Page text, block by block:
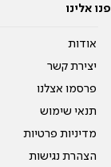
פנו אלינו
אודות
יצירת קשר
פרסמו אצלנו
תנאי שימוש
מדיניות פרטיות
הצהרת נגישות